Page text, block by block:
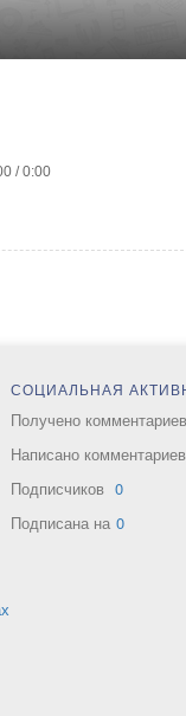
/ 0:00
СОЦИАЛЬНАЯ
Получено комментариев
Написано комментариев
Подписчиков 0
Подписана на 0